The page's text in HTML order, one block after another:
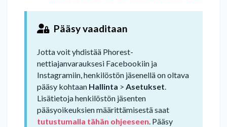
Pääsy vaaditaan
Jotta voit yhdistää Phorest-
nettiajanvarauksesi Facebookiin ja
Instagramiin, henkilöstön jäsenellä on oltava
pääsy kohtaan Hallinta > Asetukset.
Lisätietoja henkilöstön jäsenten
pääsyoikeuksien määrittämisestä saat
tutustumalla tähän ohjeeseen. Pääsy